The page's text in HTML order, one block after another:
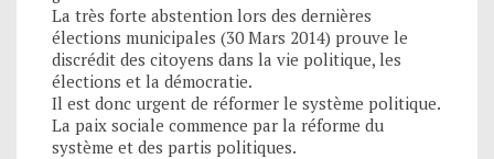
La très forte abstention lors des dernières
élections municipales (30 Mars 2014) prouve le
discrédit des citoyens dans la vie politique, les
élections et la démocratie.
Il est donc urgent de réformer le système politique.
La paix sociale commence par la réforme du
système et des partis politiques.